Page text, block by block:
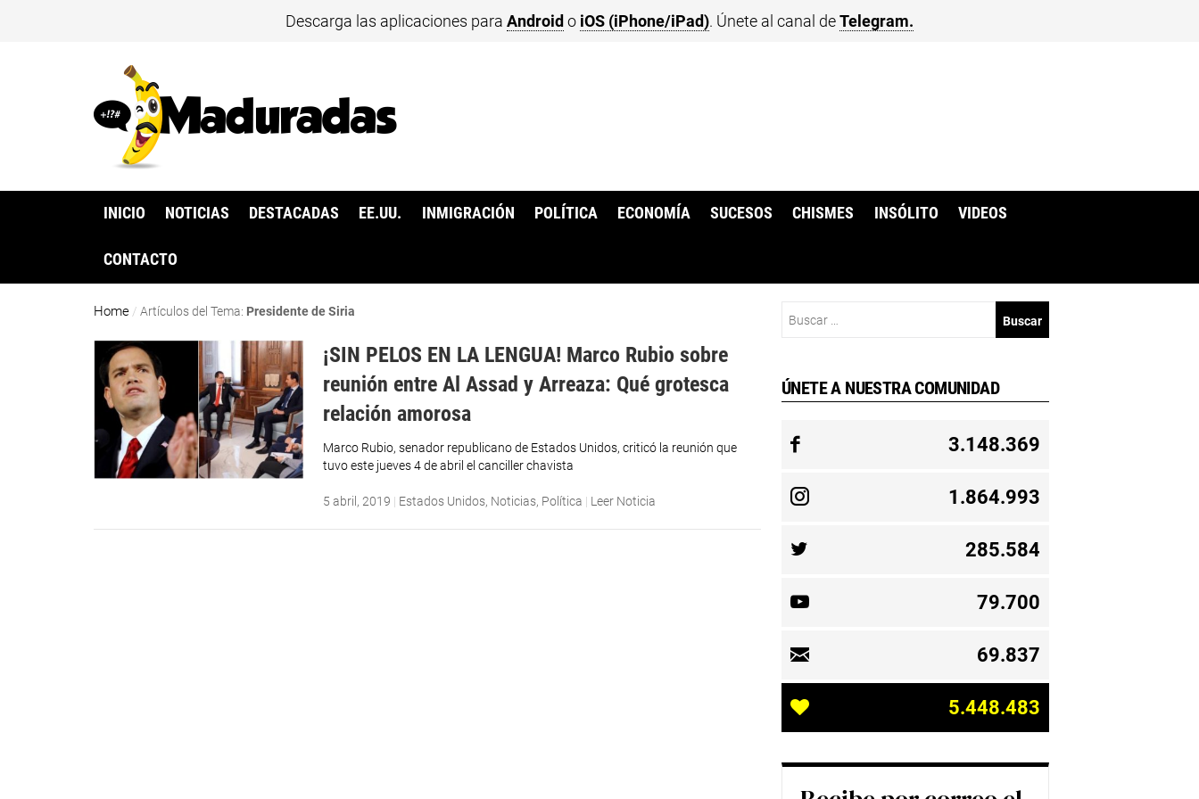
Descarga las aplicaciones para Android o iOS (iPhone/iPad). Únete al canal deTelegram.
INICIO NOTICIAS DESTACADAS EE.UU. INMIGRACIÓN POLÍTICA ECONOMÍA SUCESOS CHISMES INSÓLITO VIDEOS
CONTACTO
Home /Artículos del Tema: Presidente de Siria
¡SIN PELOS EN LA LENGUA! Marco Rubio sobre
reunión entre Al Assad y Arreaza: Qué grotesca
relación amorosa
Marco Rubio, senador republicano de Estados Unidos, criticó la reunión que
tuvo este jueves 4 de abril el canciller chavista
5 abril, 2019 | Estados Unidos, Noticias, Política | Leer Noticia
ÚNETE A NUESTRA COMUNIDAD
3.148.369
1.864.993
285.584
79.700
69.837
5.448.483